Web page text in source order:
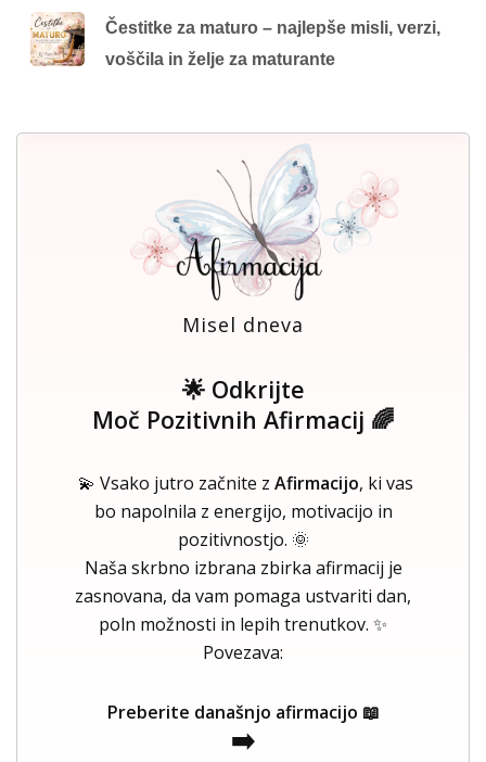
Čestitke za maturo – najlepše misli, verzi,
voščila in želje za maturante
Misel dneva
🌟 Odkrijte
Moč Pozitivnih Afirmacij 🌈
💫 Vsako jutro začnite z Afirmacijo, ki vas
bo napolnila z energijo, motivacijo in
pozitivnostjo. 🌞
Naša skrbno izbrana zbirka afirmacij je
zasnovana, da vam pomaga ustvariti dan,
poln možnosti in lepih trenutkov. ✨
Povezava:
Preberite današnjo afirmacijo 📖
➡️